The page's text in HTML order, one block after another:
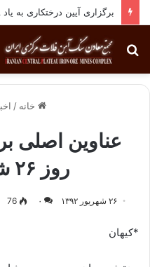
برگزاری آیین درختکاری به یاد ۲۵۸شهید شهرستان بافق
جستجو
برای
خانه /
عناوین اصلی
روز ۲۶ شهریور ماه
۲۶ شهریور ۱۳۹۲ ۰ 76
*کیهان